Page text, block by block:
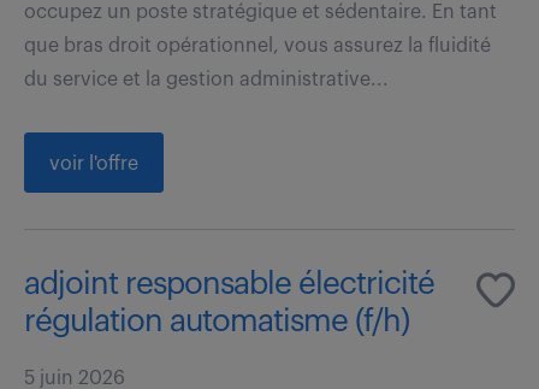
occupez un poste stratégique et sédentaire. En tant
que bras droit opérationnel, vous assurez la fluidité
du service et la gestion administrative...
voir l'offre
adjoint responsable électricité
régulation automatisme (f/h)
5 juin 2026